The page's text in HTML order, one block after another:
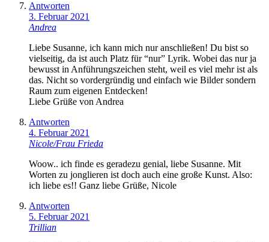
Antworten
3. Februar 2021
Andrea
Liebe Susanne, ich kann mich nur anschließen! Du bist so
vielseitig, da ist auch Platz für “nur” Lyrik. Wobei das nur ja
bewusst in Anführungszeichen steht, weil es viel mehr ist als
das. Nicht so vordergründig und einfach wie Bilder sondern
Raum zum eigenen Entdecken!
Liebe Grüße von Andrea
Antworten
4. Februar 2021
Nicole/Frau Frieda
Woow.. ich finde es geradezu genial, liebe Susanne. Mit
Worten zu jonglieren ist doch auch eine große Kunst. Also:
ich liebe es!! Ganz liebe Grüße, Nicole
Antworten
5. Februar 2021
Trillian